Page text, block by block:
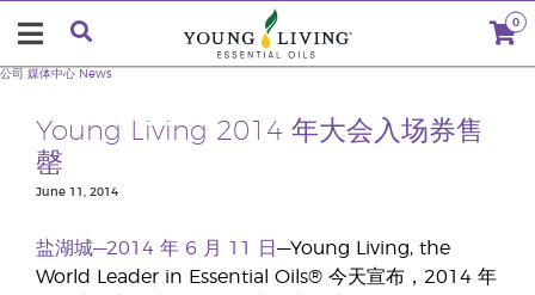
0
公司 媒体中心 News
Young Living 2014 年大会入场券售
罄
June 11, 2014
盐湖城—2014 年 6 月 11 日 —Young Living, the
World Leader in Essential Oils® 今天宣布，2014 年